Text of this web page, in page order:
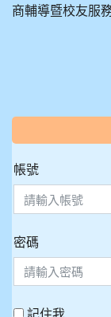
商輔導暨校友服
:::
帳號
密碼